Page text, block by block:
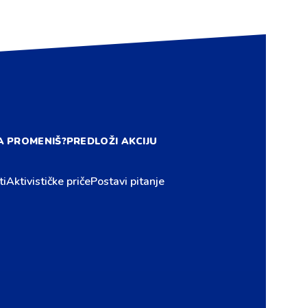
PROMENIŠ?PREDLOŽI AKCIJU
Aktivističke pričePostavi pitanje